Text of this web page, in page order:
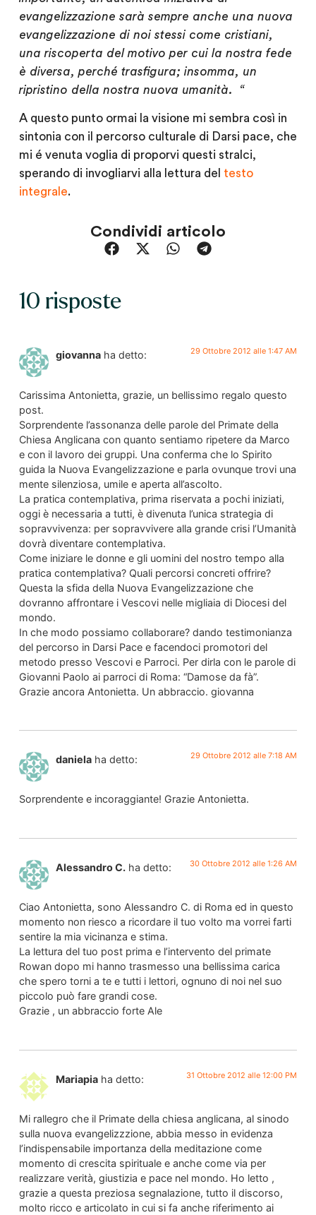
evangelizzazione sarà sempre anche una nuova
evangelizzazione di noi stessi come cristiani,
una riscoperta del motivo per cui la nostra fede
è diversa, perché trasfigura; insomma, un
ripristino della nostra nuova umanità. “
A questo punto ormai la visione mi sembra così in
sintonia con il percorso culturale di Darsi pace, che
mi é venuta voglia di proporvi questi stralci,
sperando di invogliarvi alla lettura del testo
integrale.
Condividi articolo
10 risposte
giovanna ha detto: 29 Ottobre 2012 alle 1:47 AM
Carissima Antonietta, grazie, un bellissimo regalo questo
post.
Sorprendente l’assonanza delle parole del Primate della
Chiesa Anglicana con quanto sentiamo ripetere da Marco
e con il lavoro dei gruppi. Una conferma che lo Spirito
guida la Nuova Evangelizzazione e parla ovunque trovi una
mente silenziosa, umile e aperta all’ascolto.
La pratica contemplativa, prima riservata a pochi iniziati,
oggi è necessaria a tutti, è divenuta l’unica strategia di
sopravvivenza: per sopravvivere alla grande crisi l’Umanità
dovrà diventare contemplativa.
Come iniziare le donne e gli uomini del nostro tempo alla
pratica contemplativa? Quali percorsi concreti offrire?
Questa la sfida della Nuova Evangelizzazione che
dovranno affrontare i Vescovi nelle migliaia di Diocesi del
mondo.
In che modo possiamo collaborare? dando testimonianza
del percorso in Darsi Pace e facendoci promotori del
metodo presso Vescovi e Parroci. Per dirla con le parole di
Giovanni Paolo ai parroci di Roma: “Damose da fà”.
Grazie ancora Antonietta. Un abbraccio. giovanna
daniela ha detto: 29 Ottobre 2012 alle 7:18 AM
Sorprendente e incoraggiante! Grazie Antonietta.
Alessandro C. ha detto: 30 Ottobre 2012 alle 1:26 AM
Ciao Antonietta, sono Alessandro C. di Roma ed in questo
momento non riesco a ricordare il tuo volto ma vorrei farti
sentire la mia vicinanza e stima.
La lettura del tuo post prima e l’intervento del primate
Rowan dopo mi hanno trasmesso una bellissima carica
che spero torni a te e tutti i lettori, ognuno di noi nel suo
piccolo può fare grandi cose.
Grazie , un abbraccio forte Ale
Mariapia ha detto: 31 Ottobre 2012 alle 12:00 PM
Mi rallegro che il Primate della chiesa anglicana, al sinodo
sulla nuova evangelizzzione, abbia messo in evidenza
l’indispensabile importanza della meditazione come
momento di crescita spirituale e anche come via per
realizzare verità, giustizia e pace nel mondo. Ho letto ,
grazie a questa preziosa segnalazione, tutto il discorso,
molto ricco e articolato in cui si fa anche riferimento ai